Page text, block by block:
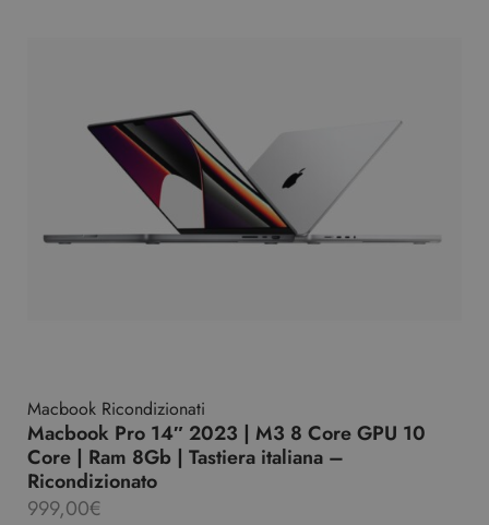
Macbook Ricondizionati
Macbook Pro 14″ 2023 | M3 8 Core GPU 10
Core | Ram 8Gb | Tastiera italiana –
Ricondizionato
999,00€